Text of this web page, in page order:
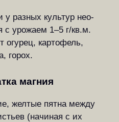
у раз­ных куль­тур нео­
с уро­жа­ем 1–5 г/кв.м.
огу­рец, кар­то­фель,
го­рох.
магния
жел­тые пят­на меж­ду
(на­чи­ная с их